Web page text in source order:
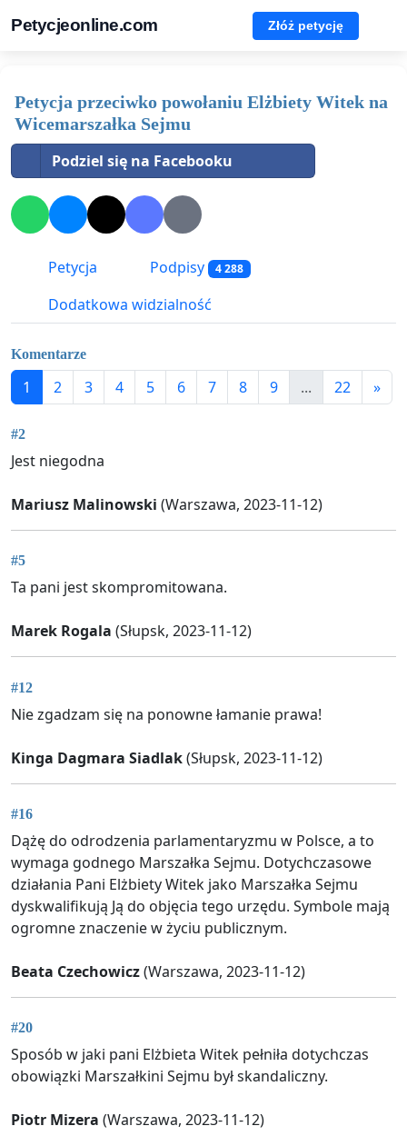
Petycjeonline.com Złóż petycję
Petycja przeciwko powołaniu Elżbiety Witek na
Wicemarszałka Sejmu
Podziel się na Facebooku
Petycja Podpisy 4 288
Dodatkowa widzialność
Komentarze
1 2 3 4 5 6 7 8 9 ... 22 »
#2
Jest niegodna
Mariusz Malinowski (Warszawa, 2023-11-12)
#5
Ta pani jest skompromitowana.
Marek Rogala (Słupsk, 2023-11-12)
#12
Nie zgadzam się na ponowne łamanie prawa!
Kinga Dagmara Siadlak(Słupsk, 2023-11-12)
#16
Dążę do odrodzenia parlamentaryzmu w Polsce, a to
wymaga godnego Marszałka Sejmu. Dotychczasowe
działania Pani Elżbiety Witek jako Marszałka Sejmu
dyskwalifikują Ją do objęcia tego urzędu. Symbole mają
ogromne znaczenie w życiu publicznym.
Beata Czechowicz(Warszawa, 2023-11-12)
#20
Sposób w jaki pani Elżbieta Witek pełniła dotychczas
obowiązki Marszałkini Sejmu był skandaliczny.
Piotr Mizera (Warszawa, 2023-11-12)